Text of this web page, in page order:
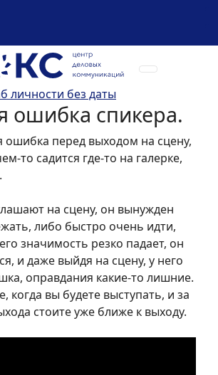
ошибка спикера.
ошибка перед выходом на сцену,
то садится где-то на галерке,
на сцену, он вынужден
либо быстро очень идти,
значимость резко падает, он
и даже выйдя на сцену, у него
оправдания какие-то лишние.
когда вы будете выступать, и за
стоите уже ближе к выходу.